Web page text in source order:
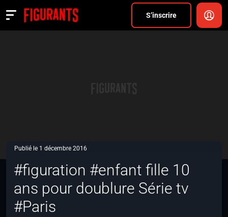
S’inscrire
Actualités
Publié le 1 décembre 2016
#figuration #enfant fille 10
ans pour doublure Série tv
#Paris